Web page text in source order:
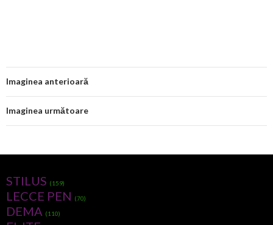
Imaginea anterioară
Imaginea următoare
STILUS (159)
LECCE PEN (70)
DEMA (110)